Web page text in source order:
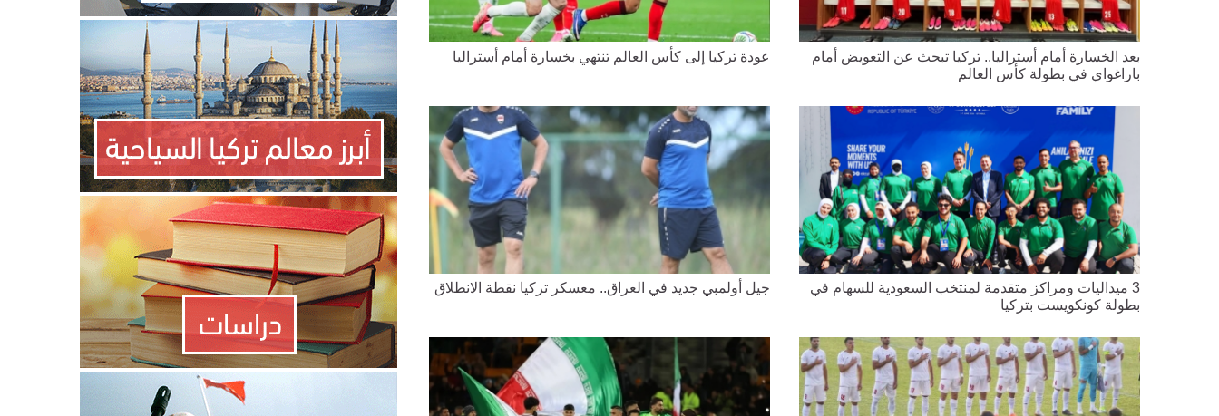
بعد الخسارة أمام أستراليا.. تركيا تبحث عن التعويض أمام
باراغواي في بطولة كأس العالم
عودة تركيا إلى كأس العالم تنتهي بخسارة أمام أستراليا
3 ميداليات ومراكز متقدمة لمنتخب السعودية للسهام في
بطولة كونكويست بتركيا
جيل أولمبي جديد في العراق.. معسكر تركيا نقطة الانطلاق